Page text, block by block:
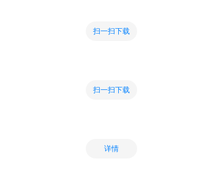
扫一扫下载
扫一扫下载
详情